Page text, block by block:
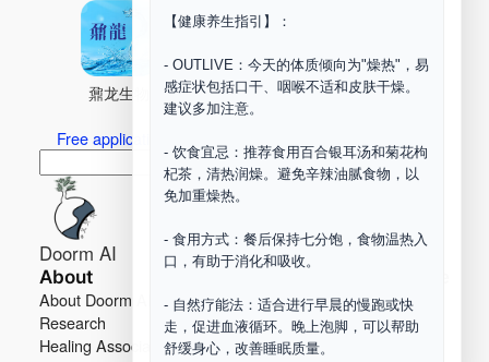
【健康养生指引】：
- OUTLIVE：今天的体质倾向为"燥热"，易
感症状包括口干、咽喉不适和皮肤干燥。
建议多加注意。
- 饮食宜忌：推荐食用百合银耳汤和菊花枸
杞茶，清热润燥。避免辛辣油腻食物，以
免加重燥热。
- 食用方式：餐后保持七分饱，食物温热入
口，有助于消化和吸收。
- 自然疗能法：适合进行早晨的慢跑或快
走，促进血液循环。晚上泡脚，可以帮助
舒缓身心，改善睡眠质量。
鼐龙生物 PLM 商兑园
Free application for “Healing Association Membership”
索
Search
Doorm AI
About
About Doorm AI
Research
Healing Association
Privacy
Terms